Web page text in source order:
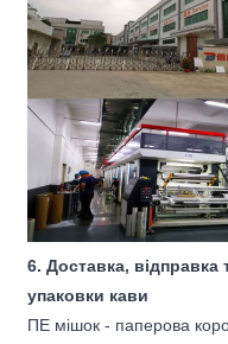
6. Доставка, відправка
упаковки кави
ПЕ мішок - паперова